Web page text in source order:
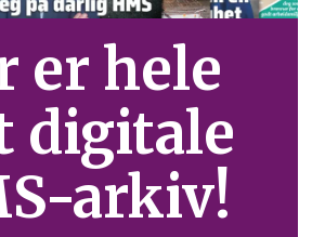
er hele
digitale
arkiv!